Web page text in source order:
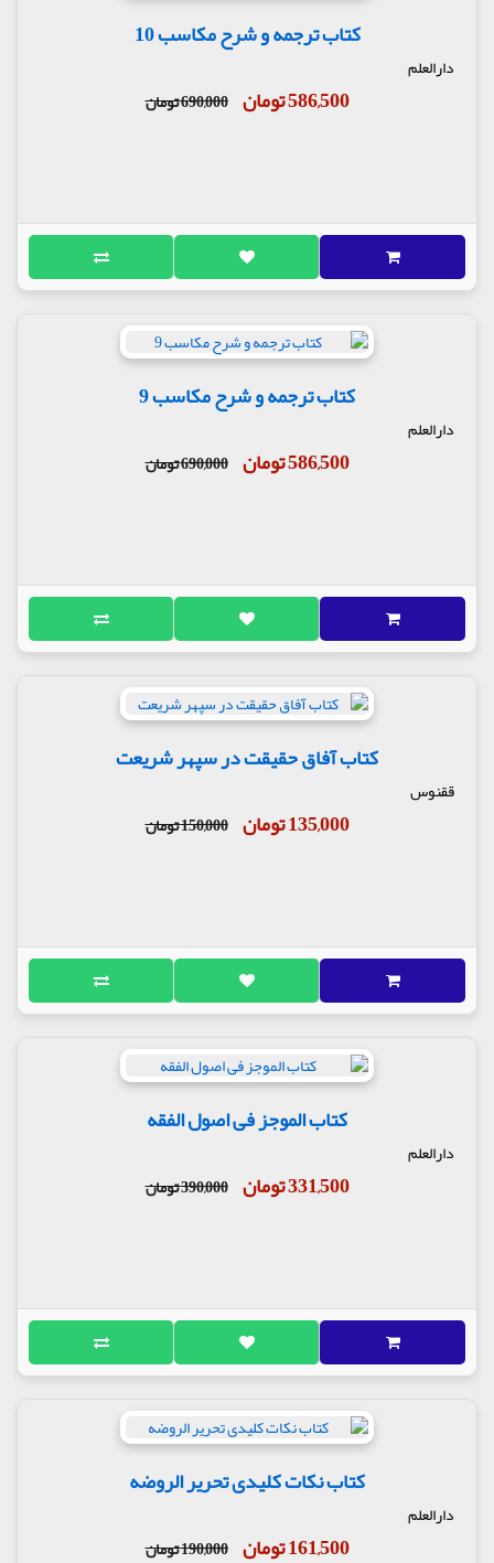
کتاب ترجمه و شرح مکاسب 10
دارالعلم
586,500 تومان 690,000 تومان
کتاب ترجمه و شرح مکاسب 9
دارالعلم
586,500 تومان 690,000 تومان
کتاب آفاق حقیقت در سپهر شریعت
ققنوس
135,000 تومان 150,000 تومان
کتاب الموجز فی اصول الفقه
دارالعلم
331,500 تومان 390,000 تومان
کتاب نکات کلیدی تحریر الروضه
دارالعلم
161,500 تومان 190,000 تومان